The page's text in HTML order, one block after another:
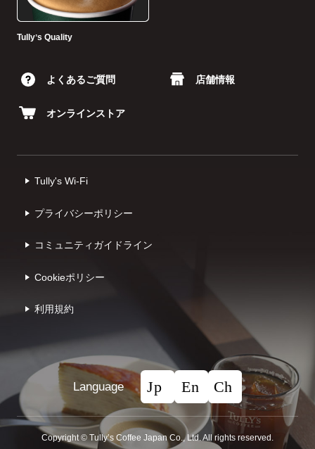
Tullyʼs Quality
よくあるご質問 店舗情報
オンラインストア
Tully's Wi-Fi
プライバシーポリシー
コミュニティガイドライン
Cookieポリシー
利⽤規約
Language
Copyright © Tullyʼs Coffee Japan Co., Ltd. All rights reserved.